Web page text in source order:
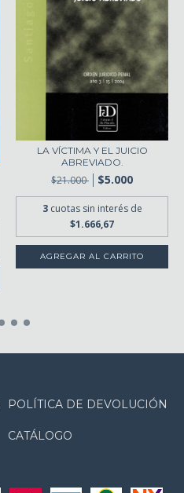
LA VÍCTIMA Y EL JUICIO
ABREVIADO.
$21.000 $5.000
3 cuotas sin interés de
$1.666,67
POLÍTICA DE DEVOLUCIÓN
CATÁLOGO